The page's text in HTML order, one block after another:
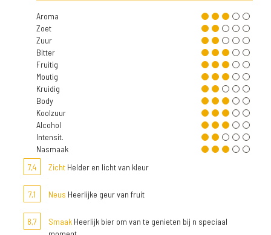
Aroma
Zoet
Zuur
Bitter
Fruitig
Moutig
Kruidig
Body
Koolzuur
Alcohol
Intensit.
Nasmaak
7,4
Zicht Helder en licht van kleur
7,1 Neus Heerlijke geur van fruit
8,7 Smaak Heerlijk bier om van te genieten bij n speciaal